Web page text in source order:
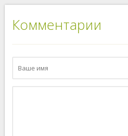
Комментарии